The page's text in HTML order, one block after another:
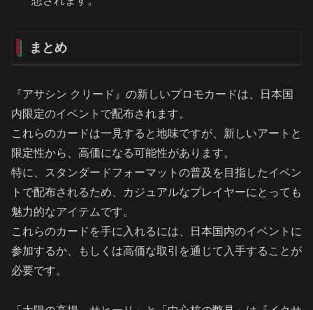
まとめ
『アサシン クリード』の新しいプロモカードは、日本国
内限定のイベントで配布されます。
これらのカードは一見すると地味ですが、新しいアートと
限定性から、高価になる可能性があります。
特に、スタンダードフォーマットの普及を目指したイベン
トで配布されるため、カジュアルなプレイヤーにとっても
魅力的なアイテムです。
これらのカードを手に入れるには、日本国内のイベントに
参加するか、もしくは高価な取引を通じて入手することが
必要です。